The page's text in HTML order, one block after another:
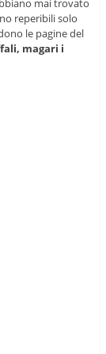
mai trovato
reperibili solo
le pagine del
magari i